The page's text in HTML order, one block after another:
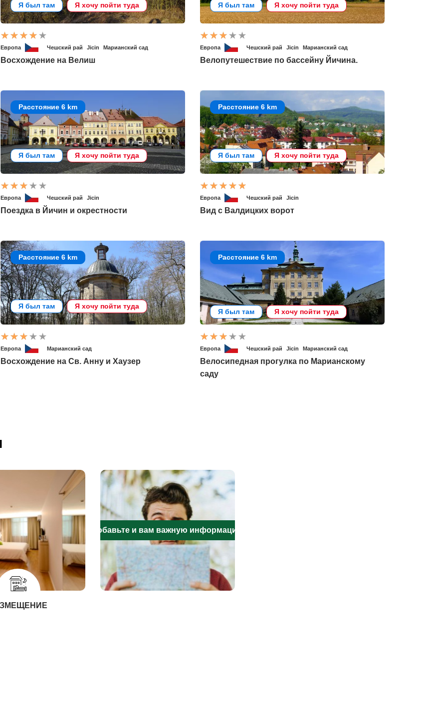
Я был там Я хочу пойти туда
Европа Чешский рай Jicin Марианский сад
Восхождение на Велиш
Я был там Я хочу пойти туда
Европа Чешский рай Jicin Марианский сад
Велопутешествие по бассейну Йичина.
Расстояние 6 km
Я был там Я хочу пойти туда
Европа Чешский рай Jicin
Поездка в Йичин и окрестности
Расстояние 6 km
Я был там Я хочу пойти туда
Европа Чешский рай Jicin
Вид с Валдицких ворот
Расстояние 6 km
Я был там Я хочу пойти туда
Европа Марианский сад
Восхождение на Св. Анну и Хаузер
Расстояние 6 km
Я был там Я хочу пойти туда
Европа Чешский рай Jicin Марианский сад
Велосипедная прогулка по Марианскому
саду
Добавьте и вам важную информацию